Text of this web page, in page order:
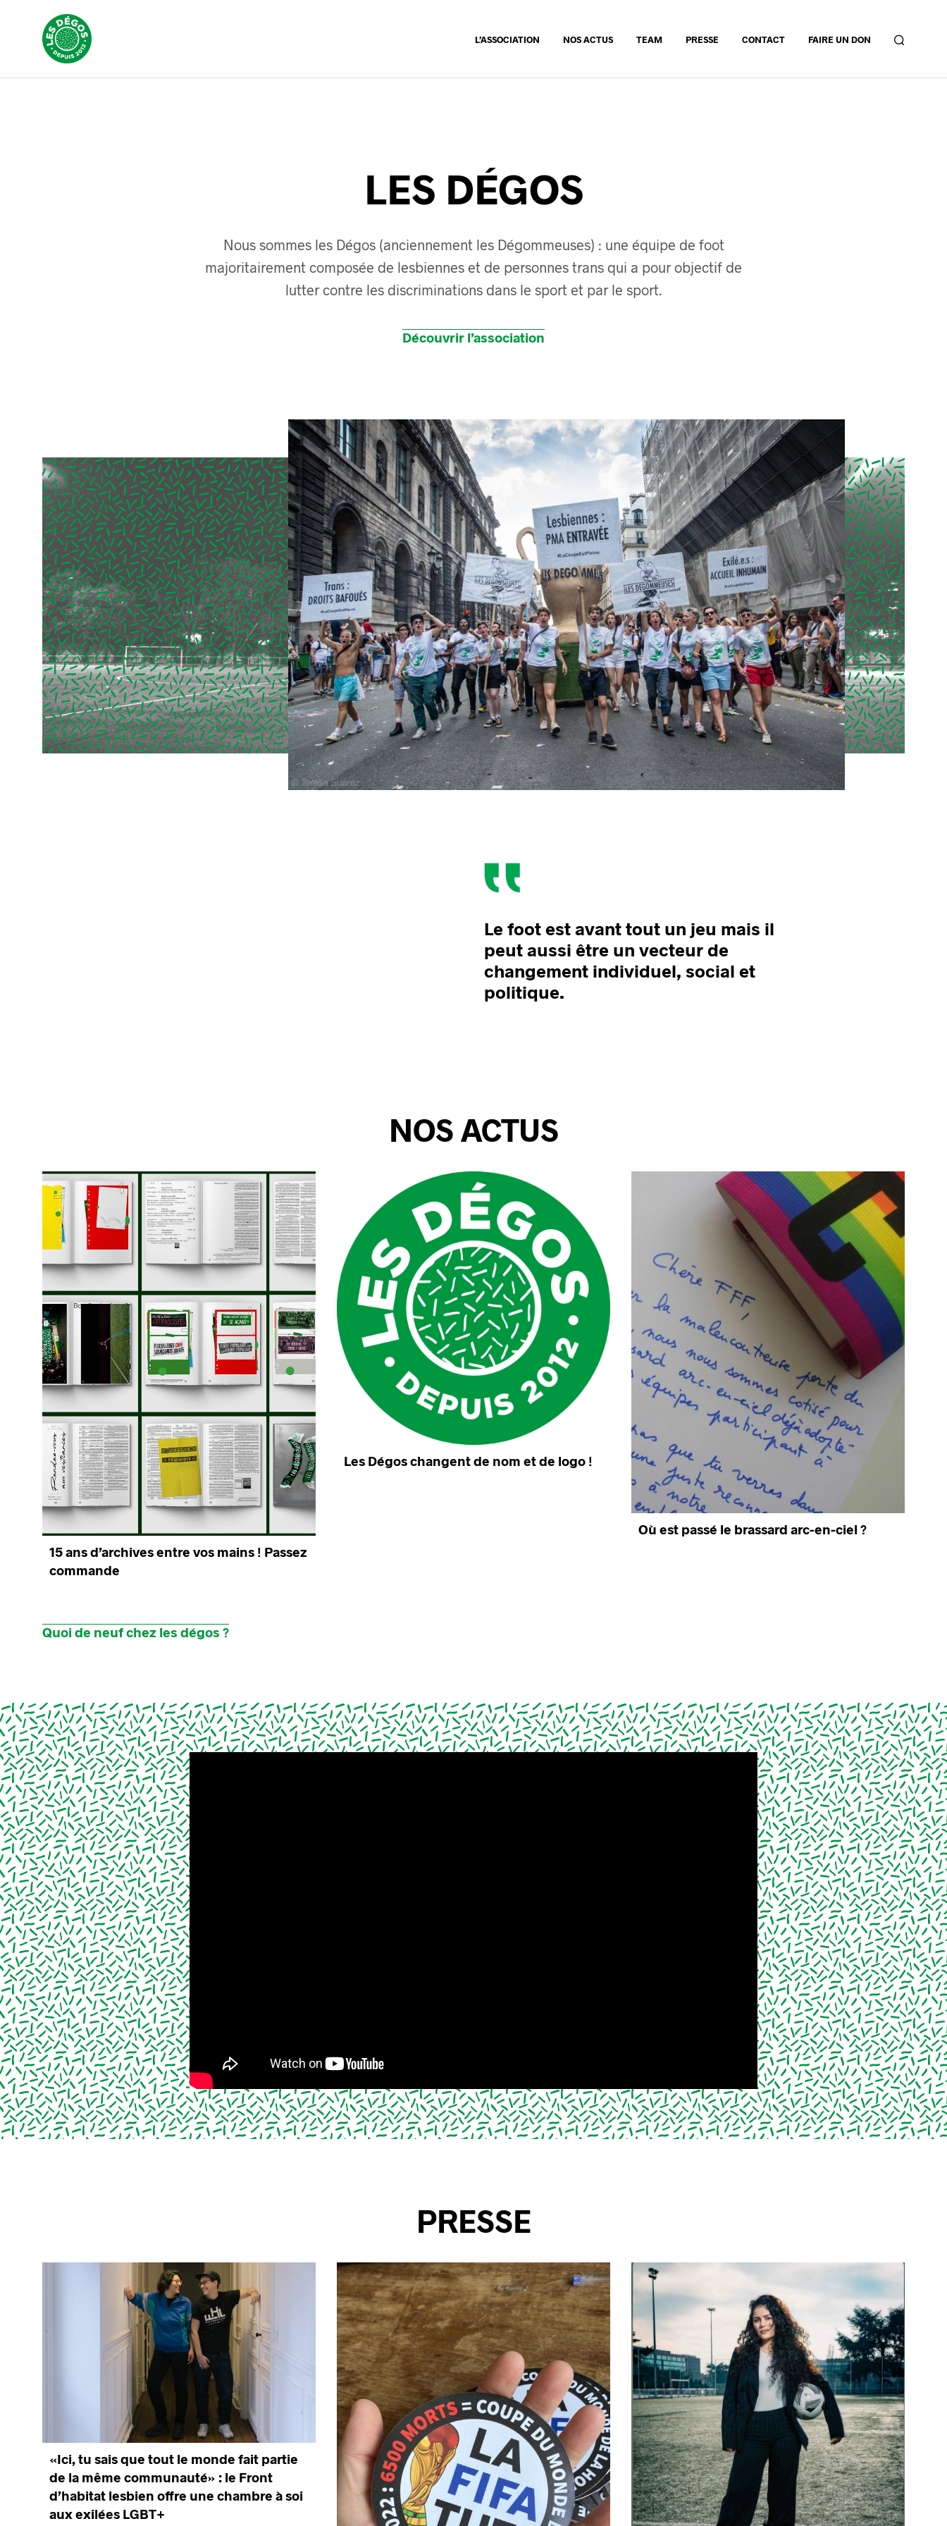
L’ASSOCIATION NOS ACTUS TEAM PRESSE CONTACT FAIRE UN DON
LES DÉGOS
Nous sommes les Dégos (anciennement les Dégommeuses) : une équipe de foot
majoritairement composée de lesbiennes et de personnes trans qui a pour objectif de
lutter contre les discriminations dans le sport et par le sport.
Découvrir l’association
Le foot est avant tout un jeu mais il
peut aussi être un vecteur de
changement individuel, social et
politique.
NOS ACTUS
15 ans d’archives entre vos mains ! Passez
commande
Les Dégos changent de nom et de logo !
Où est passé le brassard arc-en-ciel ?
Quoi de neuf chez les dégos ?
PRESSE
«Ici, tu sais que tout le monde fait partie
de la même communauté» : le Front
d’habitat lesbien offre une chambre à soi
aux exilées LGBT+